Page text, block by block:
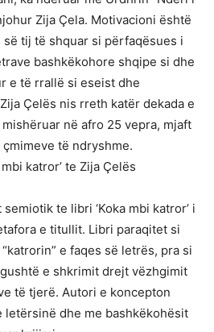
Zija Çela. Motivacioni është
tij të shquar si përfaqësues i
bashkëkohore shqipe si dhe
e të rrallë si eseist dhe
Çelës nis rreth katër dekada e
mishëruar në afro 25 vepra, mjaft
të ndryshme.
katror’ te Zija Çelës
te libri ‘Koka mbi katror’ i
e titullit. Libri paraqitet si
e faqes së letrës, pra si
e shkrimit drejt vëzhgimit
të tjerë. Autori e koncepton
letërsinë dhe me bashkëkohësit